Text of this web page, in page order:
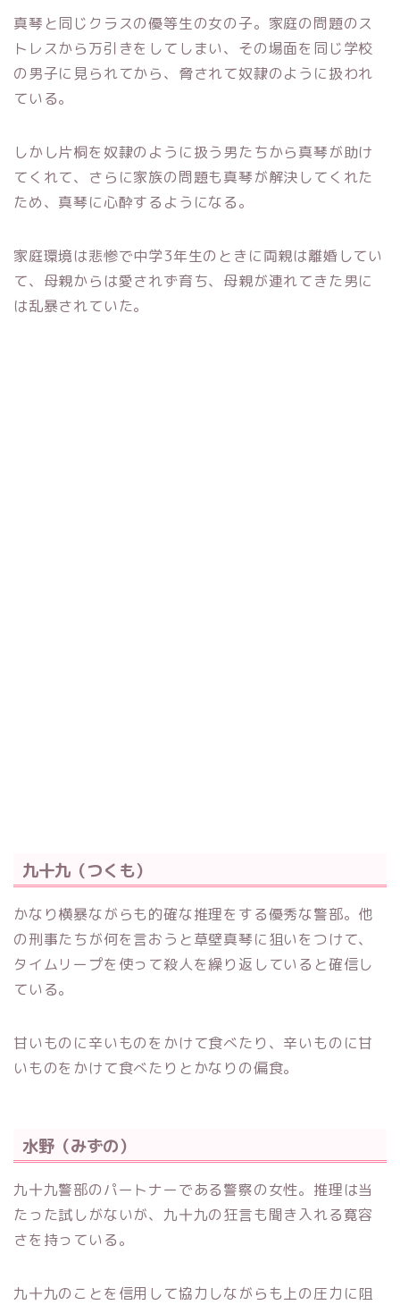
真琴と同じクラスの優等生の女の子。家庭の問題のス
トレスから万引きをしてしまい、その場面を同じ学校
の男子に見られてから、脅されて奴隷のように扱われ
ている。
しかし片桐を奴隷のように扱う男たちから真琴が助け
てくれて、さらに家族の問題も真琴が解決してくれた
ため、真琴に心酔するようになる。
家庭環境は悲惨で中学3年生のときに両親は離婚してい
て、母親からは愛されず育ち、母親が連れてきた男に
は乱暴されていた。
九十九（つくも）
かなり横暴ながらも的確な推理をする優秀な警部。他
の刑事たちが何を言おうと草壁真琴に狙いをつけて、
タイムリープを使って殺人を繰り返していると確信し
ている。
甘いものに辛いものをかけて食べたり、辛いものに甘
いものをかけて食べたりとかなりの偏食。
水野（みずの）
九十九警部のパートナーである警察の女性。推理は当
たった試しがないが、九十九の狂言も聞き入れる寛容
さを持っている。
九十九のことを信用して協力しながらも上の圧力に阻